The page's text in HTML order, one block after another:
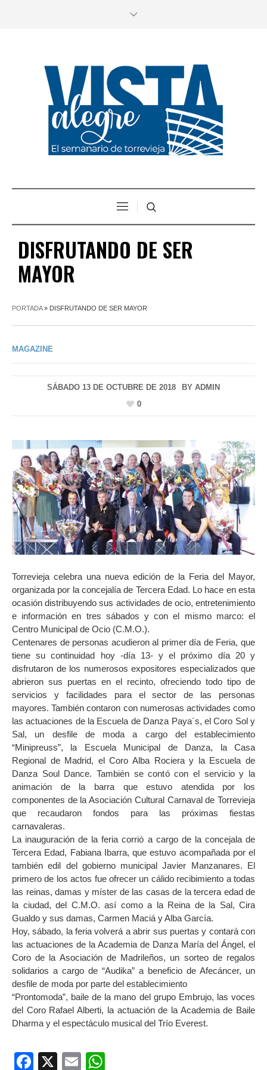
DISFRUTANDO DE SER
MAYOR
PORTADA» DISFRUTANDO DE SER MAYOR
MAGAZINE
SÁBADO 13 DE OCTUBRE DE 2018 BY ADMIN
0
Torrevieja celebra una nueva edición de la Feria del Mayor,
organizada por la concejalía de Tercera Edad. Lo hace en esta
ocasión distribuyendo sus actividades de ocio, entretenimiento
e información en tres sábados y con el mismo marco: el
Centro Municipal de Ocio (C.M.O.).
Centenares de personas acudieron al primer día de Feria, que
tiene su continuidad hoy -día 13- y el próximo día 20 y
disfrutaron de los numerosos expositores especializados que
abrieron sus puertas en el recinto, ofreciendo todo tipo de
servicios y facilidades para el sector de las personas
mayores. También contaron con numerosas actividades como
las actuaciones de la Escuela de Danza Paya´s, el Coro Sol y
Sal, un desfile de moda a cargo del establecimiento
“Minipreuss”, la Escuela Municipal de Danza, la Casa
Regional de Madrid, el Coro Alba Rociera y la Escuela de
Danza Soul Dance. También se contó con el servicio y la
animación de la barra que estuvo atendida por los
componentes de la Asociación Cultural Carnaval de Torrevieja
que recaudaron fondos para las próximas fiestas
carnavaleras.
La inauguración de la feria corrió a cargo de la concejala de
Tercera Edad, Fabiana Ibarra, que estuvo acompañada por el
también edil del gobierno municipal Javier Manzanares. El
primero de los actos fue ofrecer un cálido recibimiento a todas
las reinas, damas y míster de las casas de la tercera edad de
la ciudad, del C.M.O. así como a la Reina de la Sal, Cira
Gualdo y sus damas, Carmen Maciá y Alba García.
Hoy, sábado, la feria volverá a abrir sus puertas y contará con
las actuaciones de la Academia de Danza María del Ángel, el
Coro de la Asociación de Madrileños, un sorteo de regalos
solidarios a cargo de “Audika” a beneficio de Afecáncer, un
desfile de moda por parte del establecimiento
“Prontomoda”, baile de la mano del grupo Embrujo, las voces
del Coro Rafael Alberti, la actuación de la Academia de Baile
Dharma y el espectáculo musical del Trío Everest.
Facebook
X Email